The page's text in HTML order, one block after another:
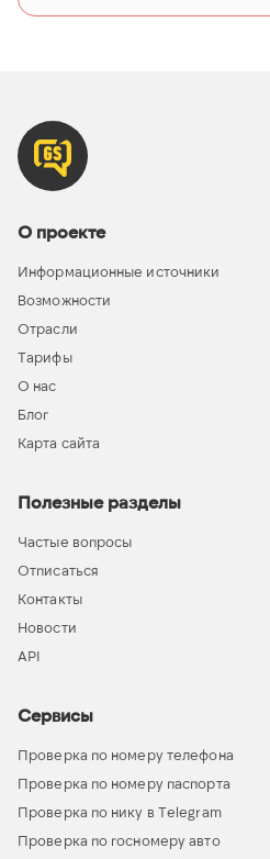
О проекте
Информационные источники
Возможности
Отрасли
Тарифы
О нас
Блог
Карта сайта
Полезные разделы
Частые вопросы
Отписаться
Контакты
Новости
API
Сервисы
Проверка по номеру телефона
Проверка по номеру паспорта
Проверка по нику в Telegram
Проверка по госномеру авто